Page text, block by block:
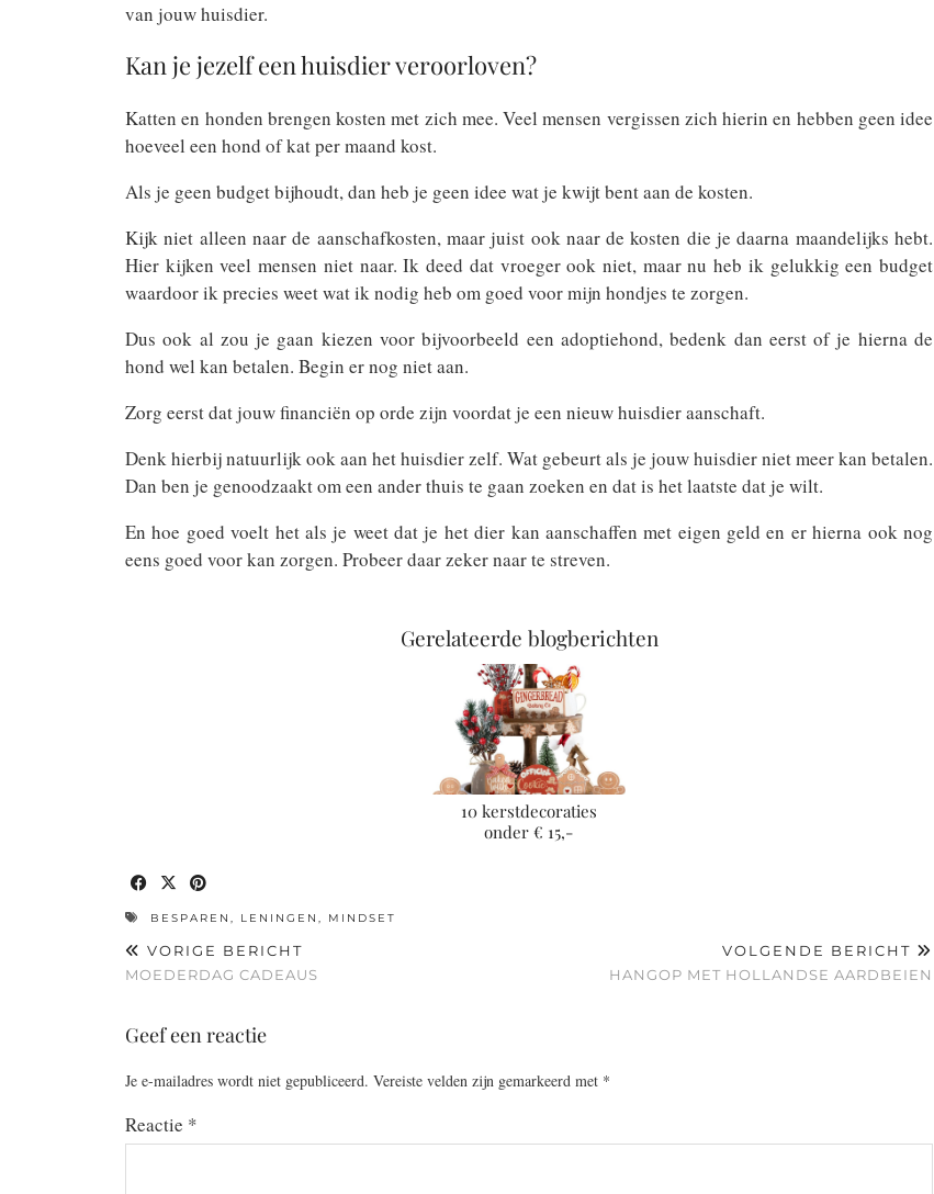
van jouw huisdier.
Kan je jezelf een huisdier veroorloven?
Katten en honden brengen kosten met zich mee. Veel mensen vergissen zich hierin en hebben geen idee
hoeveel een hond of kat per maand kost.
Als je geen budget bijhoudt, dan heb je geen idee wat je kwijt bent aan de kosten.
Kijk niet alleen naar de aanschafkosten, maar juist ook naar de kosten die je daarna maandelijks hebt.
Hier kijken veel mensen niet naar. Ik deed dat vroeger ook niet, maar nu heb ik gelukkig een budget
waardoor ik precies weet wat ik nodig heb om goed voor mijn hondjes te zorgen.
Dus ook al zou je gaan kiezen voor bijvoorbeeld een adoptiehond, bedenk dan eerst of je hierna de
hond wel kan betalen. Begin er nog niet aan.
Zorg eerst dat jouw financiën op orde zijn voordat je een nieuw huisdier aanschaft.
Denk hierbij natuurlijk ook aan het huisdier zelf. Wat gebeurt als je jouw huisdier niet meer kan betalen.
Dan ben je genoodzaakt om een ander thuis te gaan zoeken en dat is het laatste dat je wilt.
En hoe goed voelt het als je weet dat je het dier kan aanschaffen met eigen geld en er hierna ook nog
eens goed voor kan zorgen. Probeer daar zeker naar te streven.
Gerelateerde blogberichten
10 kerstdecoraties
onder € 15,-
BESPAREN , LENINGEN , MINDSET
VORIGE BERICHT
MOEDERDAG CADEAUS
VOLGENDE BERICHT
HANGOP MET HOLLANDSE AARDBEIEN
Geef een reactie
Je e-mailadres wordt niet gepubliceerd. Vereiste velden zijn gemarkeerd met *
Reactie *